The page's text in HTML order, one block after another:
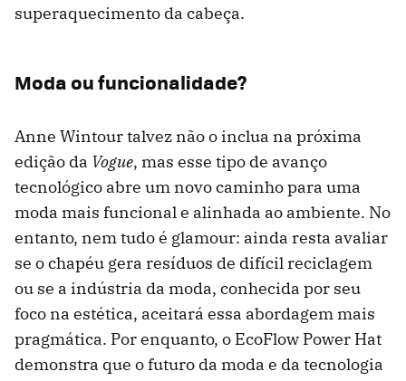
superaquecimento da cabeça.
Moda ou funcionalidade?
Anne Wintour talvez não o inclua na próxima
edição da Vogue, mas esse tipo de avanço
tecnológico abre um novo caminho para uma
moda mais funcional e alinhada ao ambiente. No
entanto, nem tudo é glamour: ainda resta avaliar
se o chapéu gera resíduos de difícil reciclagem
ou se a indústria da moda, conhecida por seu
foco na estética, aceitará essa abordagem mais
pragmática. Por enquanto, o EcoFlow Power Hat
demonstra que o futuro da moda e da tecnologia